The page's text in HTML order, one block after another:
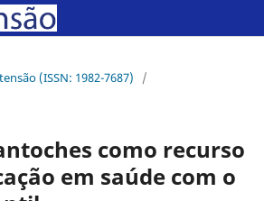
(ISSN: 1982-7687)
/
como recurso
em saúde com o